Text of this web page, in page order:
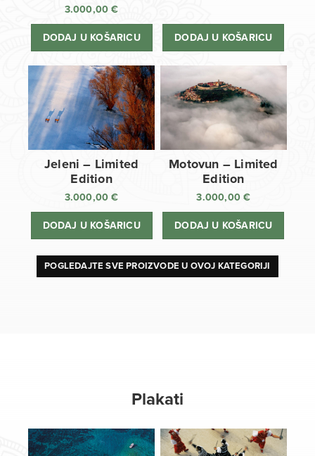
3.000,00€
DODAJ U KOŠARICU DODAJ U KOŠARICU
Jeleni – Limited
Edition
3.000,00€
DODAJ U KOŠARICU
Motovun – Limited
Edition
3.000,00€
DODAJ U KOŠARICU
POGLEDAJTE SVE PROIZVODE U OVOJ KATEGORIJI
Plakati